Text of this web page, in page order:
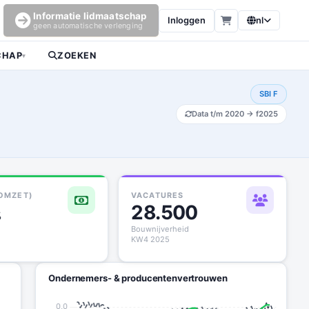
Informatie lidmaatschap
geen automatische verlenging
Inloggen nl
▾ ZOEKEN
SBI F
Data t/m 2020 → f2025
VACATURES
28.500
Bouwnijverheid
KW4 2025
Ondernemers- & producentenvertrouwen